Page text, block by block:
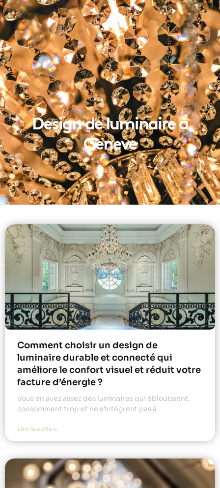
Design de luminaire à
Geneve
Comment choisir un design de
luminaire durable et connecté qui
améliore le confort visuel et réduit votre
facture d’énergie ?
Vous en avez assez des luminaires qui éblouissent,
consomment trop et ne s’intègrent pas à
Lire la suite »